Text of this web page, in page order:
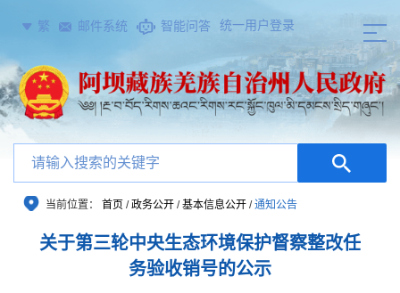
繁 邮件系统 智能问答 统一用户登录
当前位置： 首页 /政务公开 /基本信息公开 /通知公告
关于第三轮中央生态环境保护督察整改任
务验收销号的公示